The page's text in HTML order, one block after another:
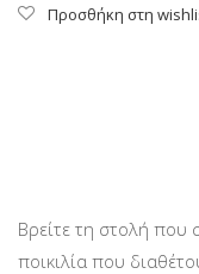
Προσθήκη στη
Βρείτε τη στολή που
ποικιλία που